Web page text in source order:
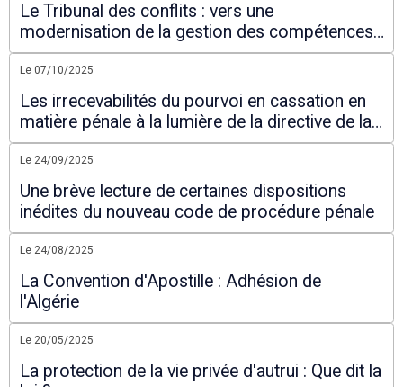
Le Tribunal des conflits : vers une
modernisation de la gestion des compétences
juridictionnelles
Le 07/10/2025
Les irrecevabilités du pourvoi en cassation en
matière pénale à la lumière de la directive de la
Cour suprême portant filtrage des pourvois.
Le 24/09/2025
Une brève lecture de certaines dispositions
inédites du nouveau code de procédure pénale
Le 24/08/2025
La Convention d'Apostille : Adhésion de
l'Algérie
Le 20/05/2025
La protection de la vie privée d'autrui : Que dit la